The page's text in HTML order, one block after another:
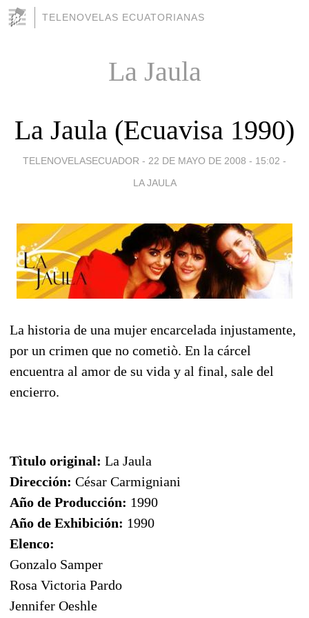
TELENOVELAS ECUATORIANAS
La Jaula
La Jaula (Ecuavisa 1990)
TELENOVELASECUADOR - 22 DE MAYO DE 2008 - 15:02 -
LA JAULA
La historia de una mujer encarcelada injustamente,
por un crimen que no cometiò. En la cárcel
encuentra al amor de su vida y al final, sale del
encierro.
Tìtulo original: La Jaula
Dirección: César Carmigniani
Año de Producción: 1990
Año de Exhibición: 1990
Elenco:
Gonzalo Samper
Rosa Victoria Pardo
Jennifer Oeshle